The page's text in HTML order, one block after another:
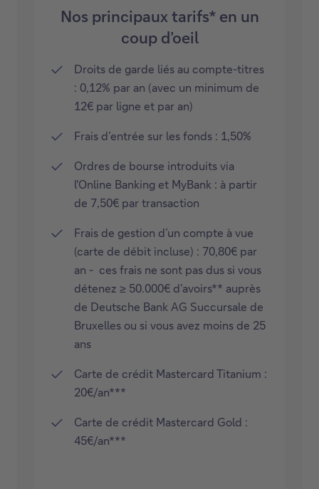
Nos principaux tarifs* en un
coup d’oeil
Droits de garde liés au compte-titres
: 0,12% par an (avec un minimum de
12€ par ligne et par an)
Frais d’entrée sur les fonds : 1,50%
Ordres de bourse introduits via
l'Online Banking et MyBank : à partir
de 7,50€ par transaction
Frais de gestion d’un compte à vue
(carte de débit incluse) : 70,80€ par
an - ces frais ne sont pas dus si vous
détenez ≥ 50.000€ d’avoirs** auprès
de Deutsche Bank AG Succursale de
Bruxelles ou si vous avez moins de 25
ans
Carte de crédit Mastercard Titanium :
20€/an***
Carte de crédit Mastercard Gold :
45€/an***